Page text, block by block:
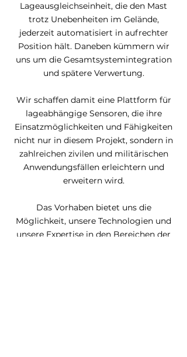
Lageausgleichseinheit, die den Mast
trotz Unebenheiten im Gelände,
jederzeit automatisiert in aufrechter
Position hält. Daneben kümmern wir
uns um die Gesamtsystemintegration
und spätere Verwertung.
Wir schaffen damit eine Plattform für
lageabhängige Sensoren, die ihre
Einsatzmöglichkeiten und Fähigkeiten
nicht nur in diesem Projekt, sondern in
zahlreichen zivilen und militärischen
Anwendungsfällen erleichtern und
erweitern wird.
Das Vorhaben bietet uns die
Möglichkeit, unsere Technologien und
unsere Expertise in den Bereichen der